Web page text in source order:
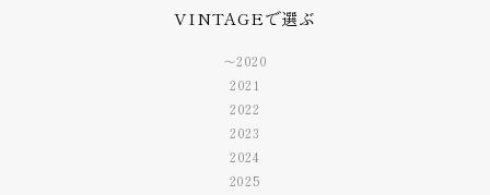
VINTAGEで選ぶ
〜2020
2021
2022
2023
2024
2025